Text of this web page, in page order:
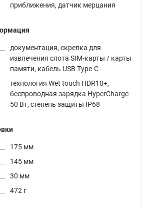
приближения, датчик мерцания
документация, скрепка для
извлечения слота SIM-карты / карты
памяти, кабель USB Type-C
технология Wet touch HDR10+,
беспроводная зарядка HyperCharge
50 Вт, степень защиты IP68
175 мм
145 мм
30 мм
472 г